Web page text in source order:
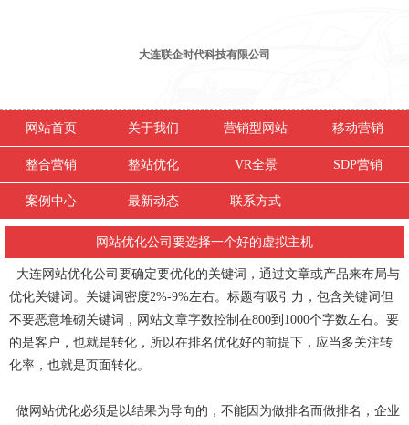
大连联企时代科技有限公司
网站首页 关于我们 营销型网站 移动营销
整合营销 整站优化 VR全景 SDP营销
案例中心 最新动态 联系方式
网站优化公司要选择一个好的虚拟主机
大连网站优化公司要确定要优化的关键词，通过文章或产品来布局与
优化关键词。关键词密度2%-9%左右。标题有吸引力，包含关键词但
不要恶意堆砌关键词，网站文章字数控制在800到1000个字数左右。要
的是客户，也就是转化，所以在排名优化好的前提下，应当多关注转
化率，也就是页面转化。
做网站优化必须是以结果为导向的，不能因为做排名而做排名，企业